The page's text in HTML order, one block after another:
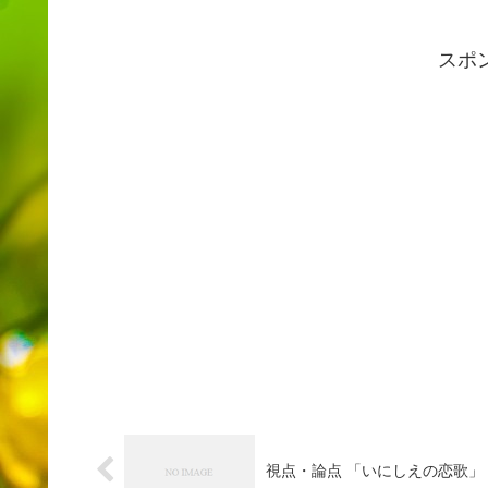
スポ
視点・論点 「いにしえの恋歌」